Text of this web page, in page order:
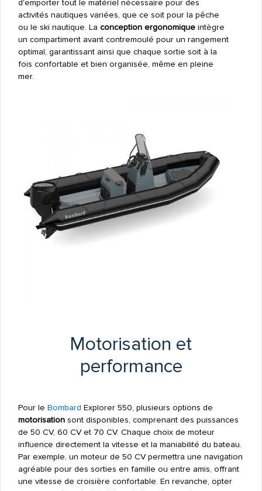
d'emporter tout le matériel nécessaire pour des
activités nautiques variées, que ce soit pour la pêche
ou le ski nautique. La conception ergonomiqueintègre
un compartiment avant contremoulé pour un rangement
optimal, garantissant ainsi que chaque sortie soit à la
fois confortable et bien organisée, même en pleine
mer.
Motorisation et
performance
Pour le Bombard Explorer 550, plusieurs options de
motorisationsont disponibles, comprenant des puissances
de 50 CV, 60 CV et 70 CV. Chaque choix de moteur
influence directement la vitesse et la maniabilité du bateau.
Par exemple, un moteur de 50 CV permettra une navigation
agréable pour des sorties en famille ou entre amis, offrant
une vitesse de croisière confortable. En revanche, opter